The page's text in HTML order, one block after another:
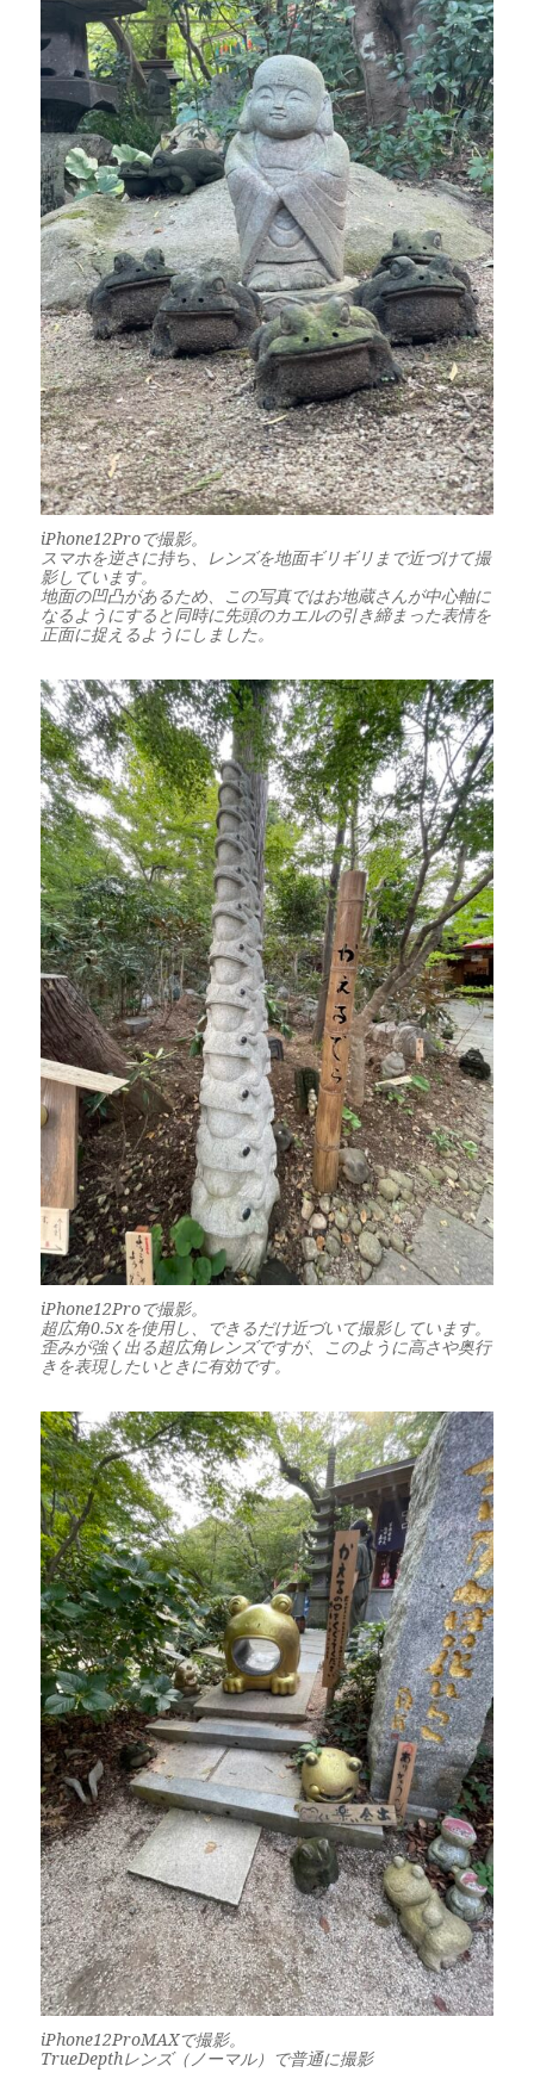
iPhone12Proで撮影。
スマホを逆さに持ち、レンズを地面ギリギリまで近づけて撮
影しています。
地面の凹凸があるため、この写真ではお地蔵さんが中心軸に
なるようにすると同時に先頭のカエルの引き締まった表情を
正面に捉えるようにしました。
iPhone12Proで撮影。
超広角0.5xを使用し、できるだけ近づいて撮影しています。
歪みが強く出る超広角レンズですが、このように高さや奥行
きを表現したいときに有効です。
iPhone12ProMAXで撮影。
TrueDepthレンズ（ノーマル）で普通に撮影